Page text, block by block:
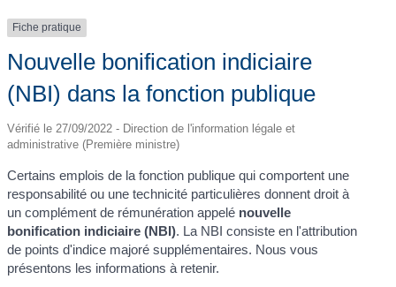
Fiche pratique
Nouvelle bonification indiciaire
(NBI) dans la fonction publique
Vérifié le 27/09/2022 - Direction de l'information légale et
administrative (Première ministre)
Certains emplois de la fonction publique qui comportent une
responsabilité ou une technicité particulières donnent droit à
un complément de rémunération appelé nouvelle
bonification indiciaire (NBI). La NBI consiste en l'attribution
de points d'indice majoré supplémentaires. Nous vous
présentons les informations à retenir.